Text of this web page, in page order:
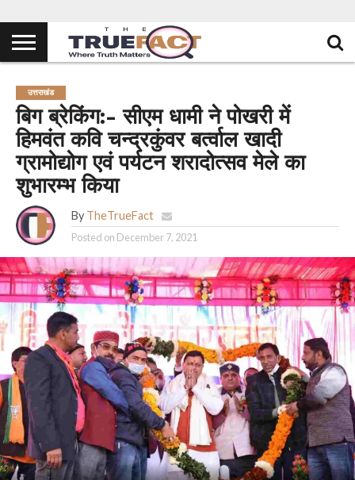
उत्तराखंड
बिग ब्रेकिंग:- सीएम धामी ने पोखरी में
हिमवंत कवि चन्द्रकुंवर बर्त्वाल खादी
ग्रामोद्योग एवं पर्यटन शरादोत्सव मेले का
शुभारम्भ किया
By TheTrueFact
Posted on December 7, 2021